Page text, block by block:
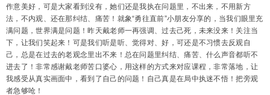
作意美好，可是大家看到没有，她们还是我执在问题里，不出来，不用新方
法，不内观、还在那纠结、痛苦！就象“勇往直前”小朋友分享的，当我们眼里充
满问题，世界满是问题！昨天戴老师一再强调、过去己死，未来没来！关注当
下，让我们笑起来！可是我们听是听、觉得对、好，可还是不习惯去反观自
己，总是在过去的老观念里出不来！总在问题里纠结、痛苦、什么声音都听不
进去了！非常感谢戴老师苦口婆心，用这样的方式来对应课程，非常落地，让
我感受从真实画面中，看到了自己的问题！自己真是在局中执迷不悟！把旁观
者急够呛！